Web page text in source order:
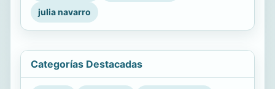
julia navarro
Categorías Destacadas